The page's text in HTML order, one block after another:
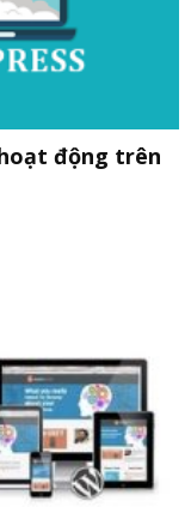
động trên